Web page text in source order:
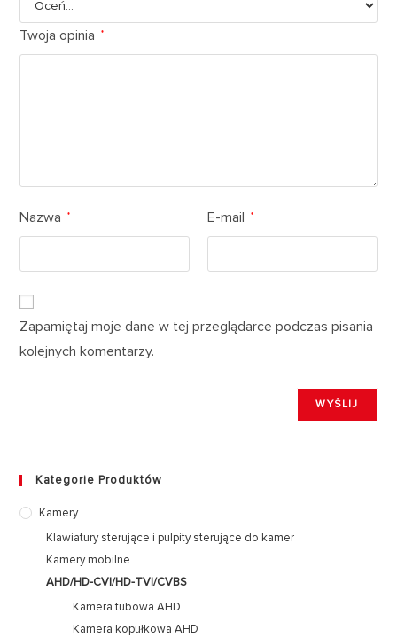
Twoja opinia *
Nazwa * E-mail *
Zapamiętaj moje dane w tej przeglądarce podczas pisania
kolejnych komentarzy.
Kategorie Produktów
Kamery
Klawiatury sterujące i pulpity sterujące do kamer
Kamery mobilne
AHD/HD-CVI/HD-TVI/CVBS
Kamera tubowa AHD
Kamera kopułkowa AHD